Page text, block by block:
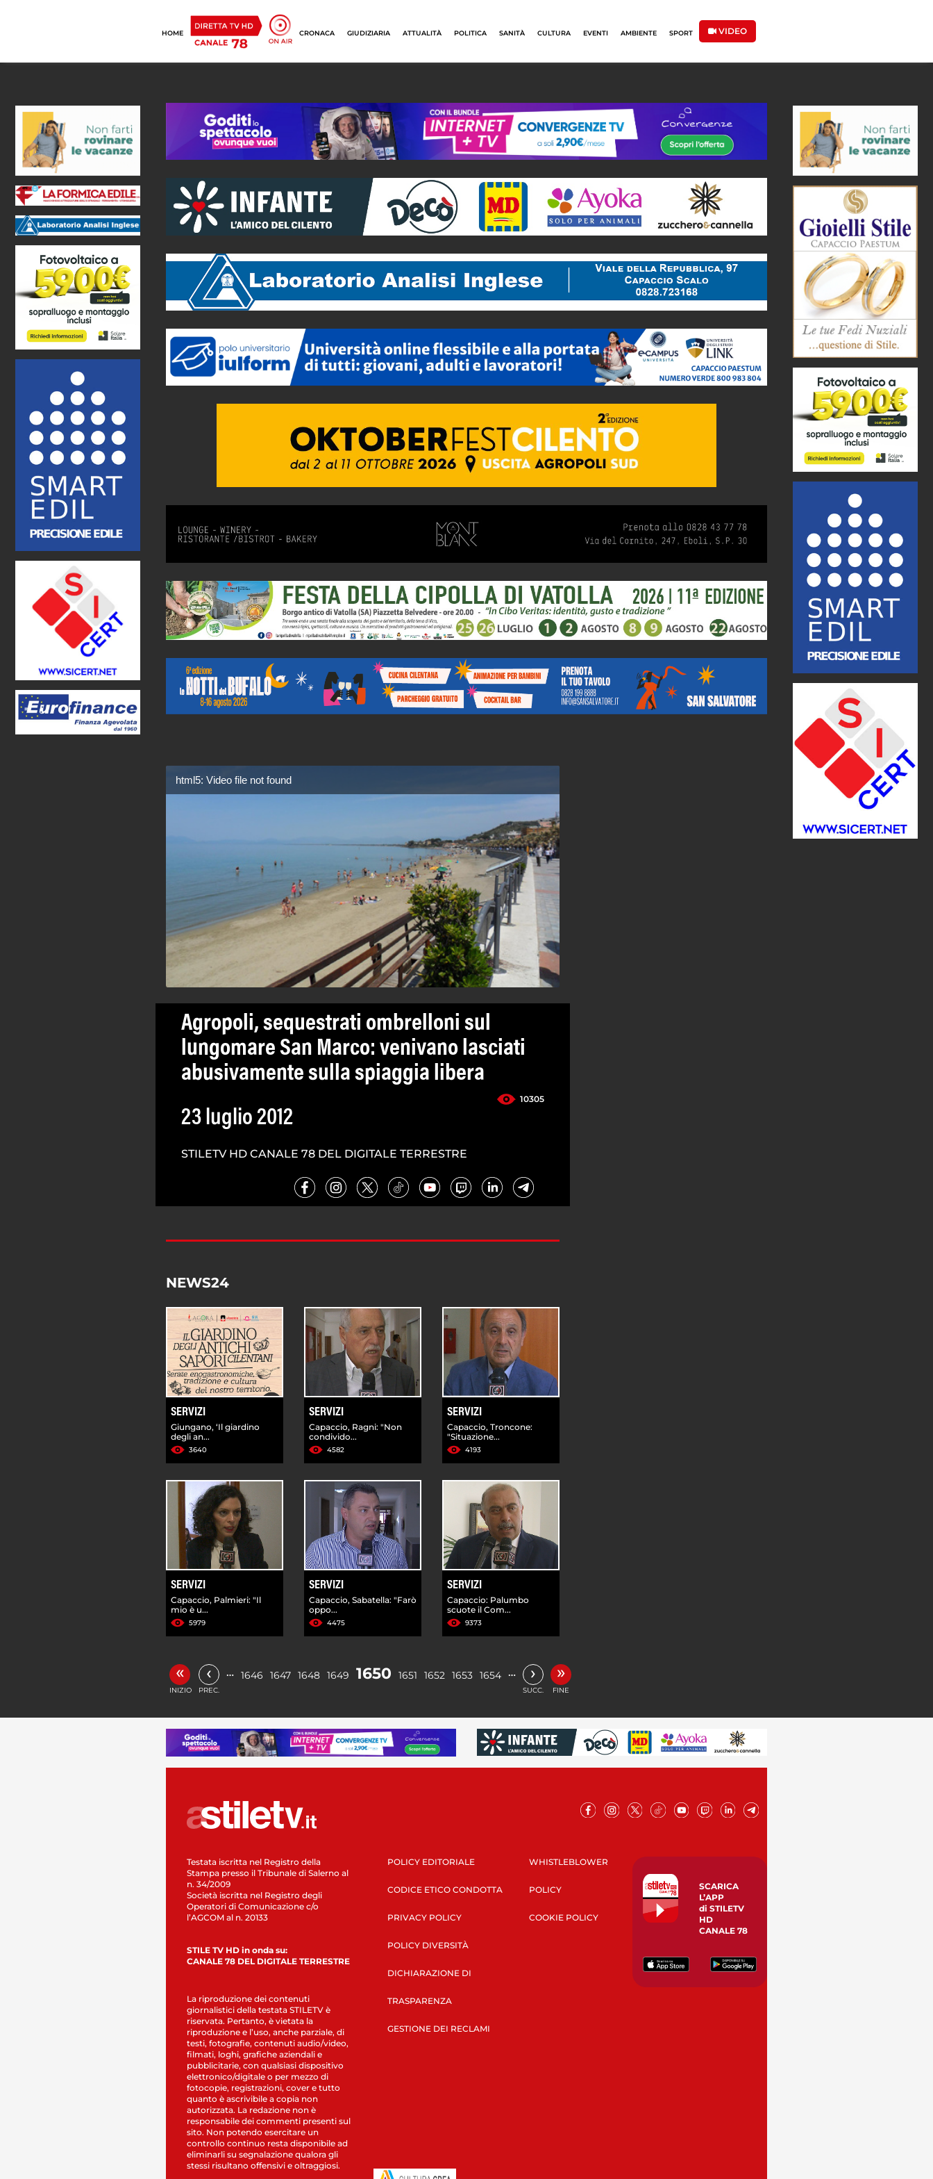
HOME CRONACA GIUDIZIARIA ATTUALITÀ POLITICA SANITÀ CULTURA EVENTI AMBIENTE SPORT VIDEO
html5: Video file not found
Agropoli, sequestrati ombrelloni sul
lungomare San Marco: venivano lasciati
abusivamente sulla spiaggia libera
10305
23 luglio 2012
STILETV HD CANALE 78 DEL DIGITALE TERRESTRE
NEWS24
SERVIZI
Giungano, ‘Il giardino
degli an...
3640
SERVIZI
Capaccio, Ragni: "Non
condivido...
4582
SERVIZI
Capaccio, Troncone:
"Situazione...
4193
SERVIZI
Capaccio, Palmieri: "Il
mio è u...
5979
SERVIZI
Capaccio, Sabatella: "Farò
oppo...
4475
SERVIZI
Capaccio: Palumbo
scuote il Com...
9373
«
INIZIO
‹
PREC.
… 1646 1647 1648 1649 1650 1651 1652 1653 1654 … ›
SUCC.
»
FINE
Testata iscritta nel Registro della
Stampa presso il Tribunale di Salerno al
n. 34/2009
Società iscritta nel Registro degli
Operatori di Comunicazione c/o
l’AGCOM al n. 20133
STILE TV HD in onda su:
CANALE 78 DEL DIGITALE TERRESTRE
La riproduzione dei contenuti
giornalistici della testata STILETV è
riservata. Pertanto, è vietata la
riproduzione e l’uso, anche parziale, di
testi, fotografie, contenuti audio/video,
filmati, loghi, grafiche aziendali e
pubblicitarie, con qualsiasi dispositivo
elettronico/digitale o per mezzo di
fotocopie, registrazioni, cover e tutto
quanto è ascrivibile a copia non
autorizzata. La redazione non è
responsabile dei commenti presenti sul
sito. Non potendo esercitare un
controllo continuo resta disponibile ad
eliminarli su segnalazione qualora gli
stessi risultano offensivi e oltraggiosi.
POLICY EDITORIALE
CODICE ETICO CONDOTTA
PRIVACY POLICY
POLICY DIVERSITÀ
DICHIARAZIONE DI
TRASPARENZA
GESTIONE DEI RECLAMI
WHISTLEBLOWER
POLICY
COOKIE POLICY
SCARICA
L’APP
di STILETV
HD
CANALE 78